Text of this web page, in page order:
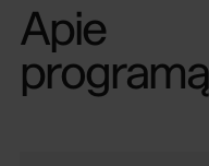
Apie
programą